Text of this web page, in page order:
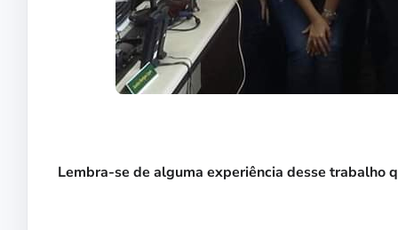
Lembra-se de alguma experiência desse trabalho